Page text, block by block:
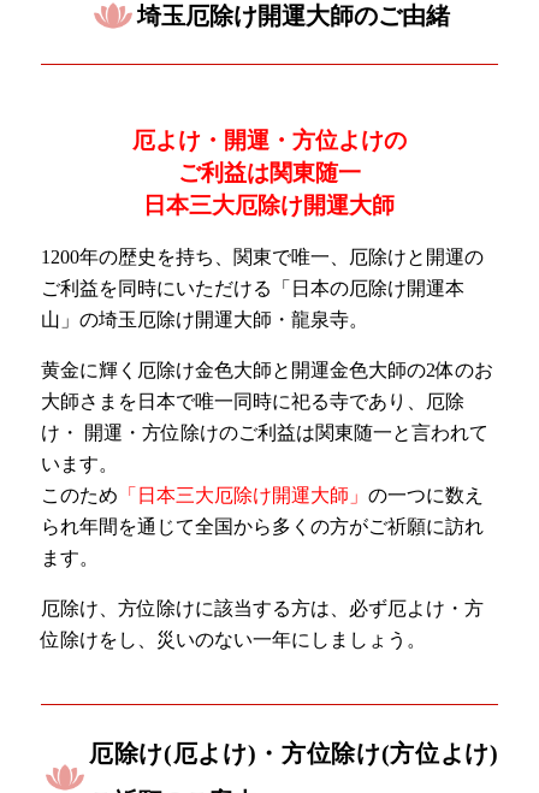
埼玉厄除け開運大師のご由緒
厄よけ・開運・方位よけの
ご利益は関東随一
日本三大厄除け開運大師
1200年の歴史を持ち、関東で唯一、厄除けと開運の
ご利益を同時にいただける「日本の厄除け開運本
山」の埼玉厄除け開運大師・龍泉寺。
黄金に輝く厄除け金色大師と開運金色大師の2体のお
大師さまを日本で唯一同時に祀る寺であり、厄除
け・ 開運・方位除けのご利益は関東随一と言われて
います。
このため 「日本三大厄除け開運大師」の一つに数え
られ年間を通じて全国から多くの方がご祈願に訪れ
ます。
厄除け、方位除けに該当する方は、必ず厄よけ・方
位除けをし、災いのない一年にしましょう。
厄除け(厄よけ)・方位除け(方位よけ)